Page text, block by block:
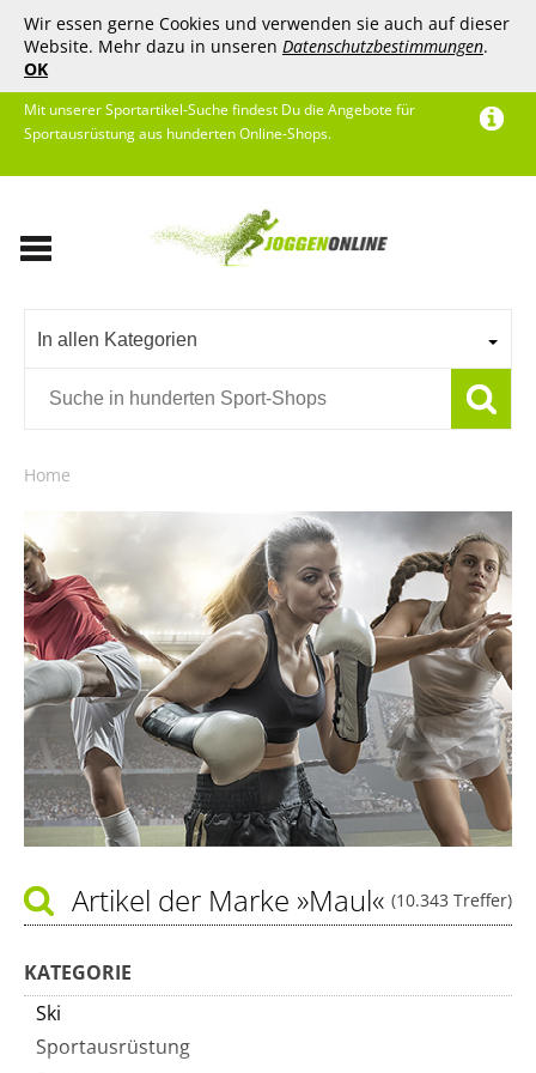
Wir essen gerne Cookies und verwenden sie auch auf dieser
Website. Mehr dazu in unseren Datenschutzbestimmungen.
OK
Mit unserer Sportartikel-Suche findest Du die Angebote für
Sportausrüstung aus hunderten Online-Shops.
In allen Kategorien
Home
(10.343 Treffer)
Artikel der Marke »Maul«
KATEGORIE
Ski
Sportausrüstung